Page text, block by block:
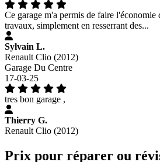
Ce garage m'a permis de faire l'économie
travaux, simplement en resserrant des...
Sylvain L.
Renault Clio (2012)
Garage Du Centre
17-03-25
tres bon garage ,
Thierry G.
Renault Clio (2012)
Prix pour réparer ou